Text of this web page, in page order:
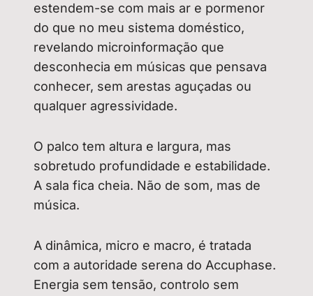
estendem-se com mais ar e pormenor
do que no meu sistema doméstico,
revelando microinformação que
desconhecia em músicas que pensava
conhecer, sem arestas aguçadas ou
qualquer agressividade.
O palco tem altura e largura, mas
sobretudo profundidade e estabilidade.
A sala fica cheia. Não de som, mas de
música.
A dinâmica, micro e macro, é tratada
com a autoridade serena do Accuphase.
Energia sem tensão, controlo sem